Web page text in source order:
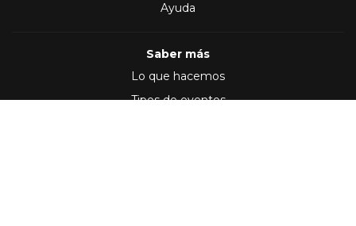
Ayuda
Saber más
Lo que hacemos
Tipos de eventos